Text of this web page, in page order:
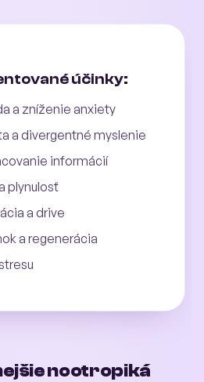
účinky:
a zníženie anxiety
a divergentné myslenie
informácií
plynulosť
a drive
a regenerácia
nootropiká